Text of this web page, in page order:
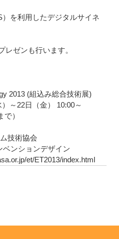
）を利用したデジタルサイネ
ゼンも行います。
2013 (組込み総合技術展)
～22日（金） 10:00～
）
技術協会
ンションデザイン
et/ET2013/index.html